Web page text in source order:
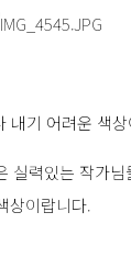
내기 어려운 색
실력있는 작가
상이랍니다.